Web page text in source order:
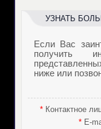
УЗНАТЬ
Если Вас
получить
ниже или
*Контактное
*E-